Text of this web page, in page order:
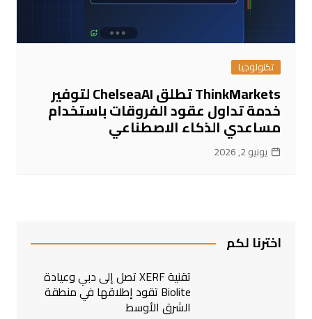
تكنولوجيا
ThinkMarkets تطلق ChelseaAI لتوفير
خدمة تداول عقود الفروقات باستخدام
مساعدي الذكاء الاصطناعي
يونيو 2, 2026
اخترنا لكم
تقنية XERF تصل إلى دبي وعيادة
Biolite تقود إطلاقها في منطقة
الشرق الأوسط